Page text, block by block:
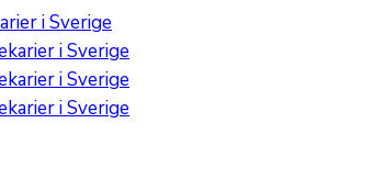
i Sverige